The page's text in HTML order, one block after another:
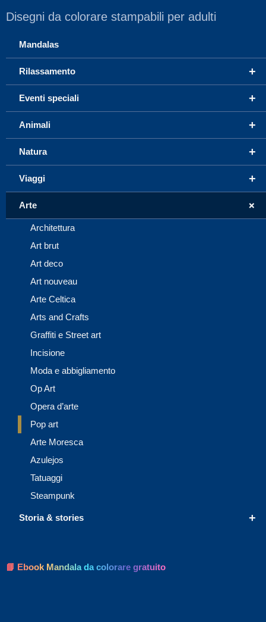
Disegni da colorare stampabili per adulti
Mandalas
+
Rilassamento
+
Eventi speciali
+
Animali
+
Natura
+
Viaggi
+
Arte
Architettura
Art brut
Art deco
Art nouveau
Arte Celtica
Arts and Crafts
Graffiti e Street art
Incisione
Moda e abbigliamento
Op Art
Opera d’arte
Pop art
Arte Moresca
Azulejos
Tatuaggi
Steampunk
+
Storia & stories
📘 Ebook Mandala da colorare gratuito